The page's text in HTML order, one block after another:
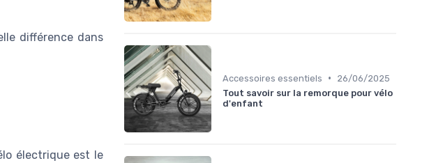
différence dans
électrique est le
Accessoires essentiels •
26/06/2025
Tout savoir sur la remorque pour vélo
d'enfant